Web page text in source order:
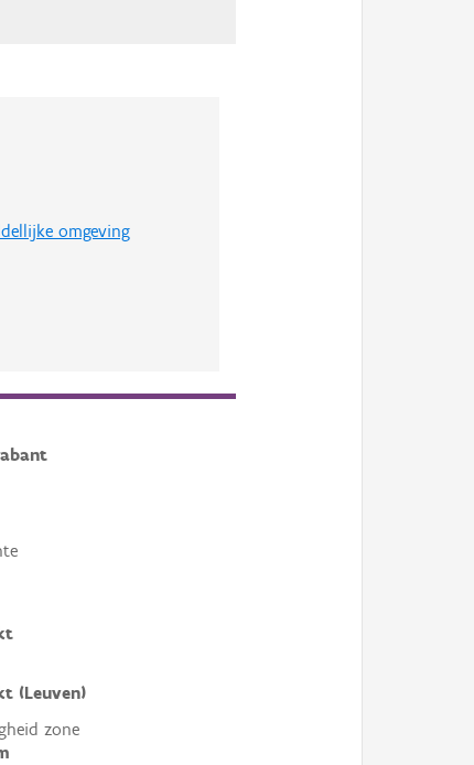
omgeving
(Leuven)
zone